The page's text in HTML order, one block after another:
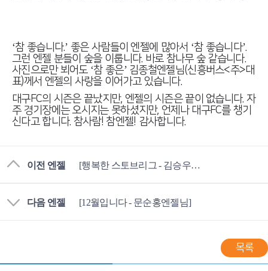
‘참 좋습니다.’ 좋은 사람들이 엔젤에 많아서 ‘참 좋습니다’.
그런 엔젤 분들이 숲을 이룹니다. 바로 참나무 숲 같습니다.
사진으로만 뵈어도 ‘참 좋은’ 김종철엔젤님(신흥버스<주>대
표)께서 엔젤의 사랑을 이어가고 있습니다.
대구FC의 시즌은 끝났지만, 엔젤의 시즌은 끝이 없습니다. 자
주 경기장에는 오시지는 못하셨지만, 언제나 대구FC를 챙기
신다고 합니다. 참사람! 참엔젤! 감사합니다.
이전 엔젤 [행복한 스토브리그 - 김승우 엔젤]
다음 엔젤 [12월입니다 - 문순홍엔젤님]
목록